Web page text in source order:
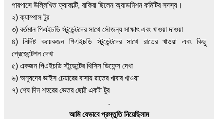
পারপাসে উল্লিখিত ফ্যাকাল্টি, বাকিরা ছিলেন অ্যাডমিশন কমিটির সদস্য।
২) ক্যাম্পাস টুর
৩) বর্তমান পিএইচডি স্টুডেন্টদের সাথে সৌজন্য সাক্ষাৎ এবং খাওয়া দাওয়া
৪) নির্দিষ্ট কয়েকজন পিএইচডি স্টুডেন্টদের সাথে রাতের খাওয়া এবং কিছু
প্রেজেন্টেশন দেখা
৫) একজন পিএইচডি স্টুডেন্টের থিসিস ডিফেন্স দেখা
৬) অনুষদের ভাইস চেয়ারের বাসায় রাতের খাবার খাওয়া
৭) শেষ দিন শহরের ভেতর ছোট্ট একটা টুর
.
আমি যেভাবে প্রস্তুতি নিয়েছিলাম